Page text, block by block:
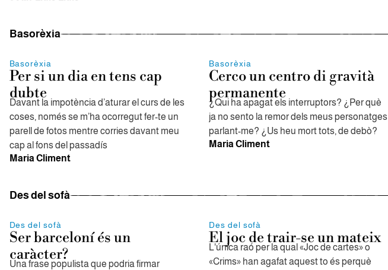
Basorèxia
Basorèxia
Per si un dia en tens cap
dubte
Davant la impotència d’aturar el curs de les
coses, només se m’ha ocorregut fer-te un
parell de fotos mentre corries davant meu
cap al fons del passadís
Maria Climent
Basorèxia
Cerco un centro di gravità
permanente
¿Qui ha apagat els interruptors? ¿Per què
ja no sento la remor dels meus personatges
parlant-me? ¿Us heu mort tots, de debò?
Maria Climent
Des del sofà
Des del sofà
Ser barceloní és un
caràcter?
Una frase populista que podria firmar
Des del sofà
El joc de trair-se un mateix
L'única raó per la qual «Joc de cartes» o
«Crims» han agafat aquest to és perquè